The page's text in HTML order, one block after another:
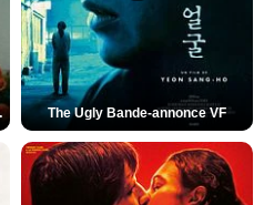
STFR The Ugly Bande-annonce VF